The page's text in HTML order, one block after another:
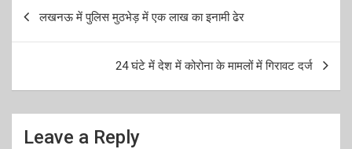
navigation
लखनऊ में पुलिस मुठभेड़ में एक लाख का इनामी ढेर
24 घंटे में देश में कोरोना के मामलों में गिरावट दर्ज
Leave a Reply